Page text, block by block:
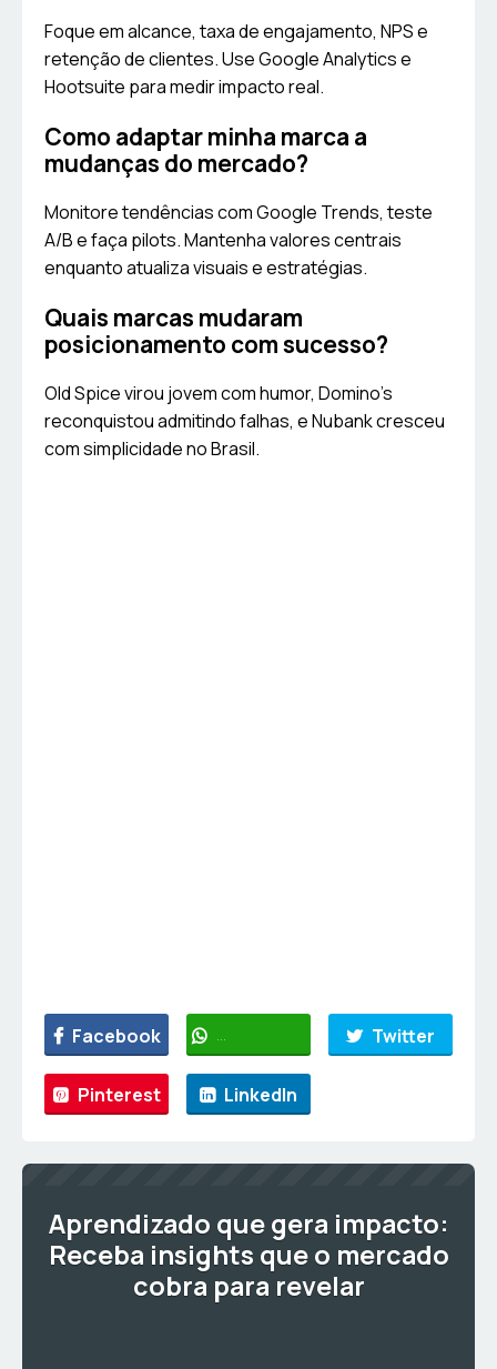
Foque em alcance, taxa de engajamento, NPS e
retenção de clientes. Use Google Analytics e
Hootsuite para medir impacto real.
Como adaptar minha marca a
mudanças do mercado?
Monitore tendências com Google Trends, teste
A/B e faça pilots. Mantenha valores centrais
enquanto atualiza visuais e estratégias.
Quais marcas mudaram
posicionamento com sucesso?
Old Spice virou jovem com humor, Domino’s
reconquistou admitindo falhas, e Nubank cresceu
com simplicidade no Brasil.
Facebook WhatsApp Twitter
Pinterest LinkedIn
Aprendizado que gera impacto:
Receba insights que o mercado
cobra para revelar